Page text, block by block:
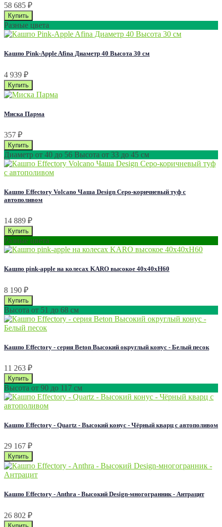
58 685 ₽
Разные цвета
Кашпо Pink-Apple Afina Диаметр 40 Высота 30 см
4 939 ₽
Миска Парма
357 ₽
Диаметр от 40 до 56 Высота от 33 до 45 см
Кашпо Effectory Volcano Чаша Design Серо-коричневый туф с
автополивом
14 889 ₽
Разные цвета
Кашпо pink-apple на колесах KARO высокое 40х40хН60
8 190 ₽
Высота от 51 до 68 см
Кашпо Effectory - серия Beton Высокий округлый конус - Белый песок
11 263 ₽
Высота от 90 до 117 см
Кашпо Effectory - Quartz - Высокий конус - Чёрный кварц с автополивом
29 167 ₽
Кашпо Effectory - Anthra - Высокий Design-многогранник - Антрацит
26 802 ₽